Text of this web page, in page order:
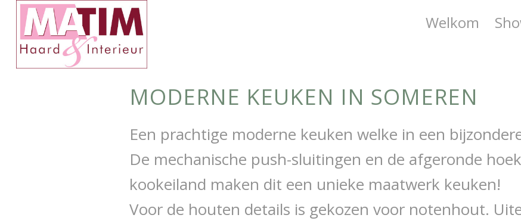
Welkom
MODERNE KEUKEN IN SOMEREN
Een prachtige moderne keuken welke in een
De mechanische push-sluitingen en de afgeronde
kookeiland maken dit een unieke maatwerk keuken!
Voor de houten details is gekozen voor notenhout.